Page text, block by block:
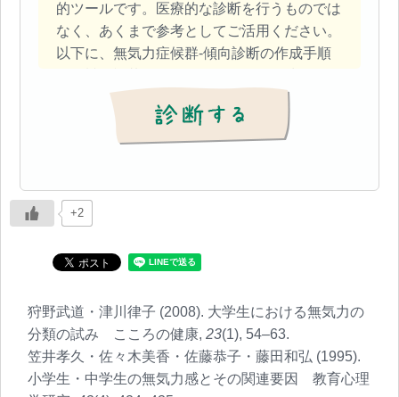
的ツールです。医療的な診断を行うものでは
なく、あくまで参考としてご活用ください。
以下に、無気力症候群‐傾向診断の作成手順
方はご一読ください。
【① 尺度作成の趣旨】
クツールが求められています。心理学や人間
関係に関する本格的な尺度も存在しますが、
設問数が多いと利用の負荷が高くなり、結果
として使用されなくなることもあります。そ
こで本診断では、簡易的に自己チェックがで
【② 診断作成における基本方針】
・バスや電車で簡単に読める内容にする
・学術的な表現は控える
+2
狩野武道・津川律子 (2008). 大学生における無気力の
分類の試み こころの健康, 23(1), 54–63.
笠井孝久・佐々木美香・佐藤恭子・藤田和弘 (1995).
小学生・中学生の無気力感とその関連要因 教育心理